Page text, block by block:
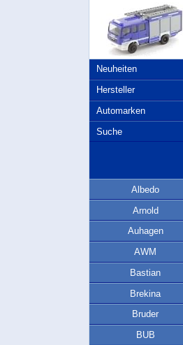
Neuheiten
Hersteller
Automarken
Suche
Albedo
Arnold
Auhagen
AWM
Bastian
Brekina
Bruder
BUB